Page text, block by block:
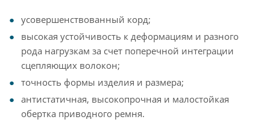
усовершенствованный корд;
высокая устойчивость к деформациям и разного
рода нагрузкам за счет поперечной интеграции
сцепляющих волокон;
точность формы изделия и размера;
антистатичная, высокопрочная и малостойкая
обертка приводного ремня.